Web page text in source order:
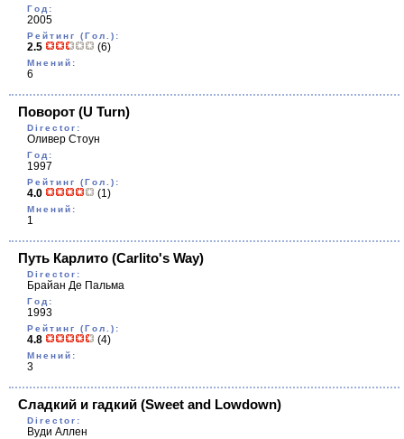
Год:
2005
Рейтинг (Гол.):
2.5 (6)
Мнений:
6
Поворот (U Turn)
Director:
Оливер Стоун
Год:
1997
Рейтинг (Гол.):
4.0 (1)
Мнений:
1
Путь Карлито (Carlito's Way)
Director:
Брайан Де Пальма
Год:
1993
Рейтинг (Гол.):
4.8 (4)
Мнений:
3
Сладкий и гадкий (Sweet and Lowdown)
Director:
Вуди Аллен